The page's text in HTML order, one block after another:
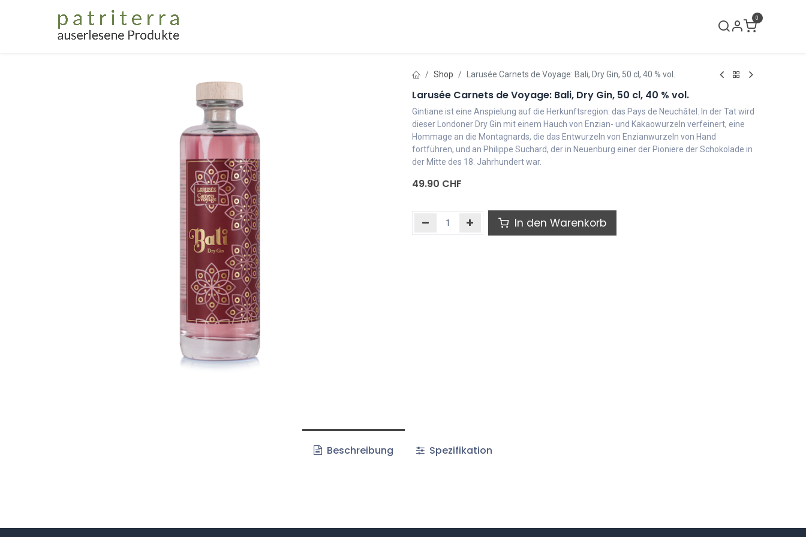
Kontakt
0
Shop Larusée Carnets de Voyage: Bali, Dry Gin, 50 cl, 40 % vol.
Larusée Carnets de Voyage: Bali, Dry Gin, 50 cl, 40 % vol.
Gintiane ist eine Anspielung auf die Herkunftsregion: das Pays de Neuchâtel. In der Tat wird
dieser Londoner Dry Gin mit einem Hauch von Enzian- und Kakaowurzeln verfeinert, eine
Hommage an die Montagnards, die das Entwurzeln von Enzianwurzeln von Hand
fortführen, und an Philippe Suchard, der in Neuenburg einer der Pioniere der Schokolade in
der Mitte des 18. Jahrhundert war.
49.90 CHF
In den Warenkorb
Beschreibung Spezifikation